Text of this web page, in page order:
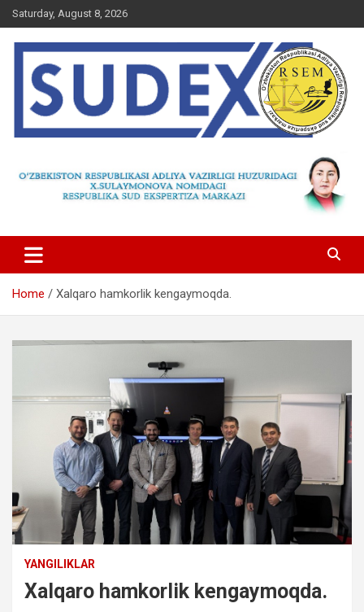
Skip
to
content
Saturday, August 8, 2026
Home Xalqaro hamkorlik kengaymoqda.
YANGILIKLAR
Xalqaro hamkorlik kengaymoqda.